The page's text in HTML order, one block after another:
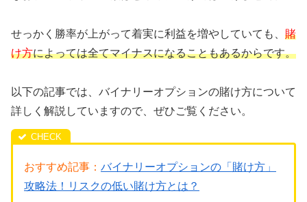
せっかく勝率が上がって着実に利益を増やしていても、 賭
け方によっては全てマイナスになることもあるからです。
以下の記事では、バイナリーオプションの賭け方について
詳しく解説していますので、ぜひご覧ください。
おすすめ記事： バイナリーオプションの「賭け方」
攻略法！リスクの低い賭け方とは？